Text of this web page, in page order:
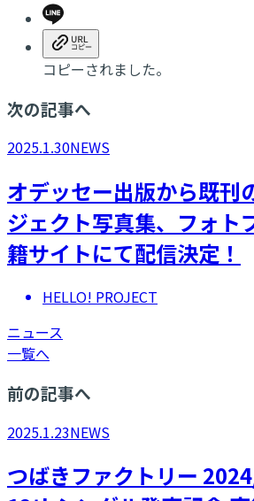
コピーされました。
次の記事へ
2025.1.30NEWS
オデッセー出版から既刊
ジェクト写真集、フォト
籍サイトにて配信決定！
HELLO! PROJECT
ニュース
一覧へ
前の記事へ
2025.1.23NEWS
つばきファクトリー